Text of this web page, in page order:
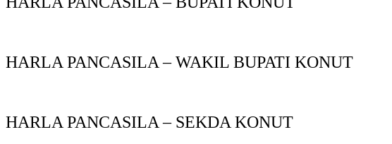
HARLA PANCASILA – WAKIL BUPATI KONUT
HARLA PANCASILA – SEKDA KONUT